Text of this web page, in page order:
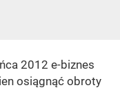
2012 e-biznes
osiągnąć obroty